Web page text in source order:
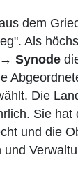
dem
Als
→ Synode
Die
Sie hat
und die
und